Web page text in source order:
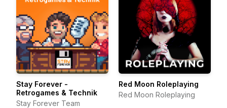
Stay Forever -
Retrogames & Technik
Stay Forever Team
Red Moon Roleplaying
Red Moon Roleplaying